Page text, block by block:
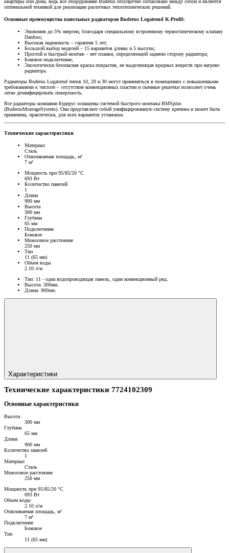
квартиры или дома, ведь все оборудование Buderus безупречно согласовано между собой и является
оптимальной техникой для реализации различных теплотехнических решений.
Основные преимущества панельных радиаторов Buderus Logatrend K-Profil:
Экономия до 5% энергии, благодаря специальному встроенному термостатическому клапану
Danfoss;
Высокая надежность – гарантия 5 лет;
Большой выбор моделей – 15 вариантов длины и 5 высоты;
Простой и быстрый монтаж – нет планки, определяющей заднюю сторону радиатора;
Боковое подключение;
Экологически безопасная краска покрытия, не выделяющая вредных веществ при нагреве
радиатора.
Радиаторы Buderus Logatrend типов 10, 20 и 30 могут применяться в помещениях с повышенными
требованиями к чистоте - отсутствие конвекционных пластин и съемные решетки позволяет очень
легко дезинфицировать поверхность.
Все радиаторы компании Будерус оснащены системой быстрого монтажа BMSplus
(BuderusMontageSystem). Она представляет собой унифицированную систему крепежа и может быть
применена, практически, для всех вариантов установки.
Технические характеристики
Материал
Сталь
Отапливаемая площадь, м²
7 м²
Мощность при 95/85/20 °C
693 Вт
Количество панелей
1
Длина
900 мм
Высота
300 мм
Глубина
65 мм
Подключение
Боковое
Межосевое расстояние
250 мм
Тип
11 (65 мм)
Объем воды
2.10 л/м
Тип: 11 - одна водопроводящая панель, один конвекционный ряд.
Высота: 300мм.
Длина: 900мм.
Характеристики
Технические характеристики 7724102309
Основные характеристики
Высота
300 мм
Глубина
65 мм
Длина
900 мм
Количество панелей
1
Материал
Сталь
Межосевое расстояние
250 мм
Мощность при 95/85/20 °C
693 Вт
Объем воды
2.10 л/м
Отапливаемая площадь, м²
7 м²
Подключение
Боковое
Тип
11 (65 мм)